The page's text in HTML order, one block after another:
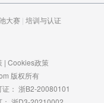
大赛 | 培训与认证
| Cookies政策
版权所有
： 浙B2-20080101